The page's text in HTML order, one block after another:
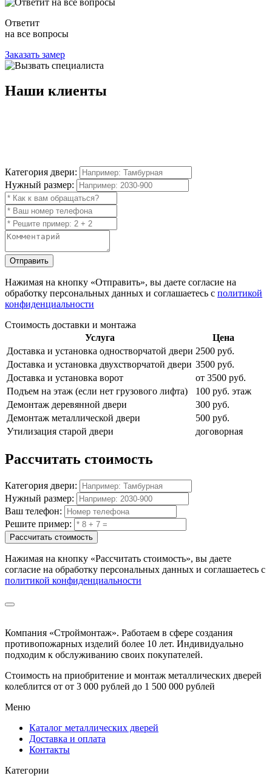
Ответит
на все вопросы
Заказать замер
Наши клиенты
Категория двери:
Нужный размер:
Отправить
Нажимая на кнопку «Отправить», вы даете согласие на
обработку персональных данных и соглашаетесь с политикой
конфиденциальности
Стоимость доставки и монтажа
Услуга
Цена
Доставка и установка одностворчатой двери 2500 руб.
Доставка и установка двухстворчатой двери 3500 руб.
Доставка и установка ворот
от 3500 руб.
Подъем на этаж (если нет грузового лифта)
100 руб. этаж
Демонтаж деревянной двери
300 руб.
Демонтаж металлической двери
500 руб.
Утилизация старой двери
договорная
Рассчитать стоимость
Категория двери:
Нужный размер:
Ваш телефон:
Решите пример:
Рассчитать стоимость
Нажимая на кнопку «Рассчитать стоимость», вы даете
согласие на обработку персональных данных и соглашаетесь с
политикой конфиденциальности
Компания «Строймонтаж». Работаем в сфере создания
противопожарных изделий более 10 лет. Индивидуально
подходим к обслуживанию своих покупателей.
Стоимость на приобритение и монтаж металлических дверей
колеблится от от 3 000 рублей до 1 500 000 рублей
Меню
Каталог металлических дверей
Доставка и оплата
Контакты
Категории